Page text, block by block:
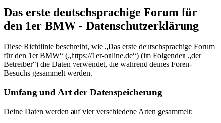
Das erste deutschsprachige Forum für
den 1er BMW - Datenschutzerklärung
Diese Richtlinie beschreibt, wie „Das erste deutschsprachige Forum
für den 1er BMW“ („https://1er-online.de“) (im Folgenden „der
Betreiber“) die Daten verwendet, die während deines Foren-
Besuchs gesammelt werden.
Umfang und Art der Datenspeicherung
Deine Daten werden auf vier verschiedene Arten gesammelt: